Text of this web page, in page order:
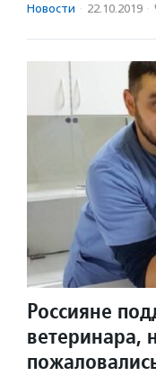
Новости · 22.10.2019 ·
Россияне
ветеринара,